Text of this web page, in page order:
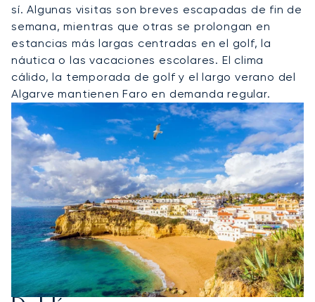
sí. Algunas visitas son breves escapadas de fin de
semana, mientras que otras se prolongan en
estancias más largas centradas en el golf, la
náutica o las vacaciones escolares. El clima
cálido, la temporada de golf y el largo verano del
Algarve mantienen Faro en demanda regular.
Alquilar Un Jet Privado A